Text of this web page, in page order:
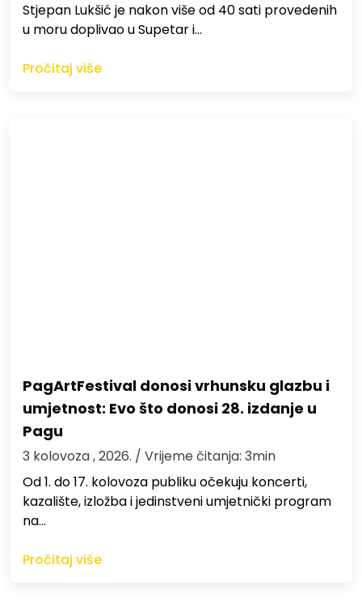
St​jepan Lukšić je nakon više od 40 sati provedenih
u moru doplivao u Supetar i…
Pročitaj više
PagArtFestival donosi vrhunsku glazbu i
umjetnost: Evo što donosi 28. izdanje u
Pagu
3 kolovoza , 2026. / Vrijeme čitanja: 3min
Od 1. do 17. kolovoza publiku očekuju koncerti,
kazalište, izložba i jedinstveni umjetnički program
na…
Pročitaj više